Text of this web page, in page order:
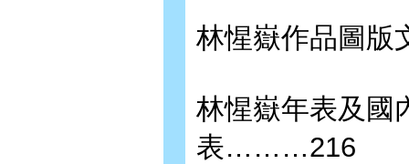
林惺嶽作品圖
林惺嶽年表及國
表………216